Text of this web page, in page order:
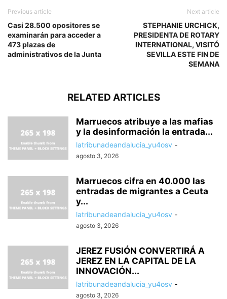
Previous article
Casi 28.500 opositores se
examinarán para acceder a
473 plazas de
administrativos de la Junta
Next article
STEPHANIE URCHICK,
PRESIDENTA DE ROTARY
INTERNATIONAL, VISITÓ
SEVILLA ESTE FIN DE
SEMANA
RELATED ARTICLES
Marruecos atribuye a las mafias
y la desinformación la entrada...
latribunadeandalucia_yu4osv -
agosto 3, 2026
Marruecos cifra en 40.000 las
entradas de migrantes a Ceuta
y...
latribunadeandalucia_yu4osv -
agosto 3, 2026
JEREZ FUSIÓN CONVERTIRÁ A
JEREZ EN LA CAPITAL DE LA
INNOVACIÓN...
latribunadeandalucia_yu4osv -
agosto 3, 2026